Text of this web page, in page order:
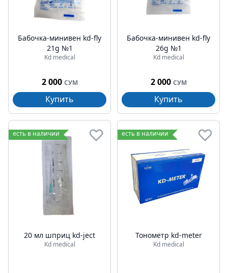
Бабочка-минивен kd-fly
21g №1
Kd medical
2 000 СУМ
Купить
Бабочка-минивен kd-fly
26g №1
Kd medical
2 000 СУМ
Купить
есть в наличии
20 мл шприц kd-ject
Kd medical
есть в наличии
Тонометр kd-meter
Kd medical